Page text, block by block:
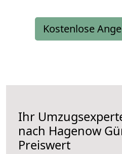
Kostenlose
Ihr
nach Hagenow
Preiswert